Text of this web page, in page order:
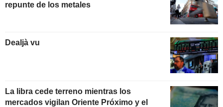
repunte de los metales
Dealjà vu
La libra cede terreno mientras los
mercados vigilan Oriente Próximo y el